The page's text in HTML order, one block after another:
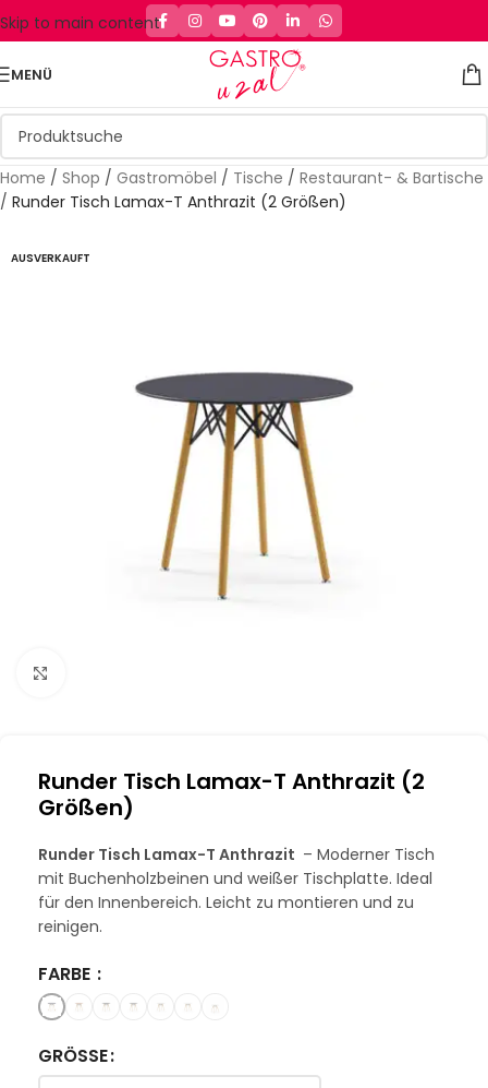
Skip to main content
MENÜ
Home / Shop / Gastromöbel / Tische / Restaurant- & Bartische
/ Runder Tisch Lamax-T Anthrazit (2 Größen)
AUSVERKAUFT
Runder Tisch Lamax-T Anthrazit (2
Größen)
Runder Tisch Lamax-T Anthrazit – Moderner Tisch
mit Buchenholzbeinen und weißer Tischplatte. Ideal
für den Innenbereich. Leicht zu montieren und zu
reinigen.
FARBE
GRÖSSE